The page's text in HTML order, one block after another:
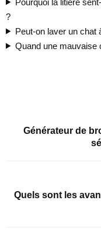
?
Peut-on laver un chat
Quand une mauvaise
Générateur de
Quels sont les